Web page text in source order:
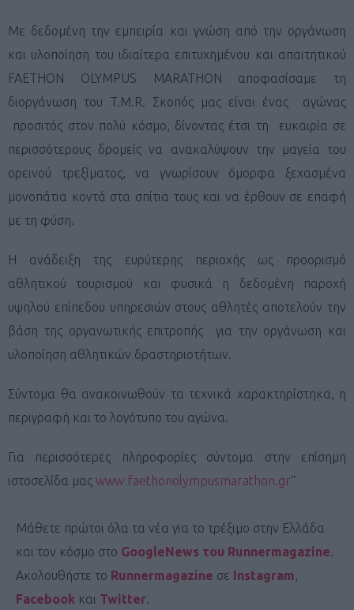
Με δεδομένη την εμπειρία και γνώση από την οργάνωση
και υλοποίηση του ιδιαίτερα επιτυχημένου και απαιτητικού
FAETHON OLYMPUS MARATHON αποφασίσαμε τη
διοργάνωση του T.M.R. Σκοπός μας είναι ένας αγώνας
προσιτός στον πολύ κόσμο, δίνοντας έτσι τη ευκαιρία σε
περισσότερους δρομείς να ανακαλύψουν την μαγεία του
ορεινού τρεξίματος, να γνωρίσουν όμορφα ξεχασμένα
μονοπάτια κοντά στα σπίτια τους και να έρθουν σε επαφή
με τη φύση.
Η ανάδειξη της ευρύτερης περιοχής ως προορισμό
αθλητικού τουρισμού και φυσικά η δεδομένη παροχή
υψηλού επίπεδου υπηρεσιών στους αθλητές αποτελούν την
βάση της οργανωτικής επιτροπής για την οργάνωση και
υλοποίηση αθλητικών δραστηριοτήτων.
Σύντομα θα ανακοινωθούν τα τεχνικά χαρακτηρίστηκα, η
περιγραφή και το λογότυπο του αγώνα.
Για περισσότερες πληροφορίες σύντομα στην επίσημη
ιστοσελίδα μας www.faethonolympusmarathon.gr“
Μάθετε πρώτοι όλα τα νέα για το τρέξιμο στην Ελλάδα
και τον κόσμο στο GoogleNews του Runnermagazine.
Ακολουθήστε το Runnermagazine σε Instagram,
Facebook και Twitter.